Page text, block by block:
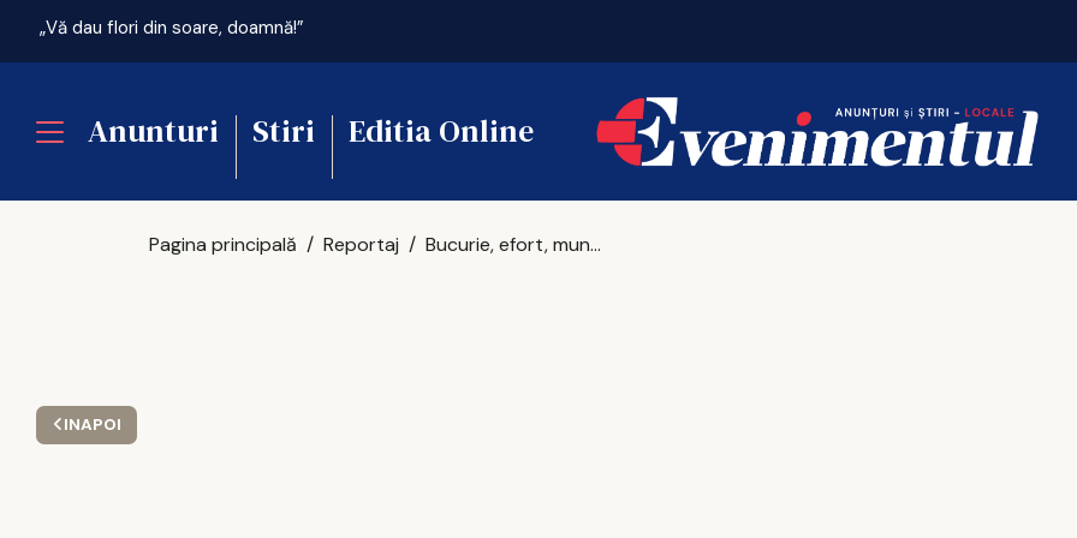
„Vă dau flori din soare, doamnă!”
Anunturi Stiri Editia Online
INAPOI
Pagina principală Reportaj Bucurie, efort, muncă, sacrificiu: Povestea „celor patru” care mută munţii din loc